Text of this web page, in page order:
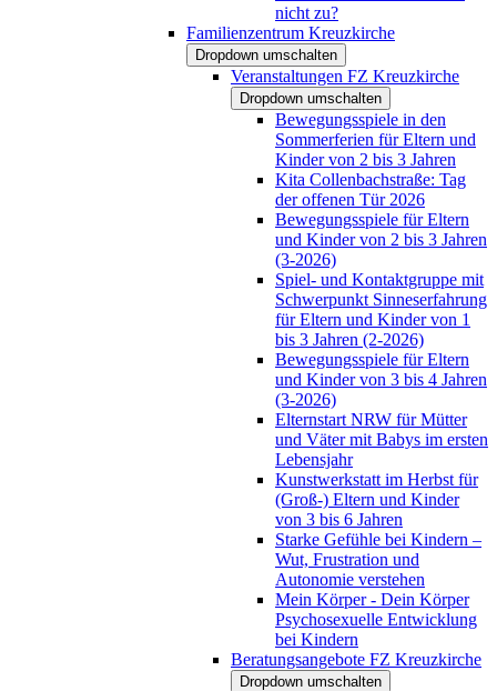
nicht zu?
Familienzentrum Kreuzkirche
Dropdown umschalten
Veranstaltungen FZ Kreuzkirche
Dropdown umschalten
Bewegungsspiele in den
Sommerferien für Eltern und
Kinder von 2 bis 3 Jahren
Kita Collenbachstraße: Tag
der offenen Tür 2026
Bewegungsspiele für Eltern
und Kinder von 2 bis 3 Jahren
(3-2026)
Spiel- und Kontaktgruppe mit
Schwerpunkt Sinneserfahrung
für Eltern und Kinder von 1
bis 3 Jahren (2-2026)
Bewegungsspiele für Eltern
und Kinder von 3 bis 4 Jahren
(3-2026)
Elternstart NRW für Mütter
und Väter mit Babys im ersten
Lebensjahr
Kunstwerkstatt im Herbst für
(Groß-) Eltern und Kinder
von 3 bis 6 Jahren
Starke Gefühle bei Kindern –
Wut, Frustration und
Autonomie verstehen
Mein Körper - Dein Körper
Psychosexuelle Entwicklung
bei Kindern
Beratungsangebote FZ Kreuzkirche
Dropdown umschalten